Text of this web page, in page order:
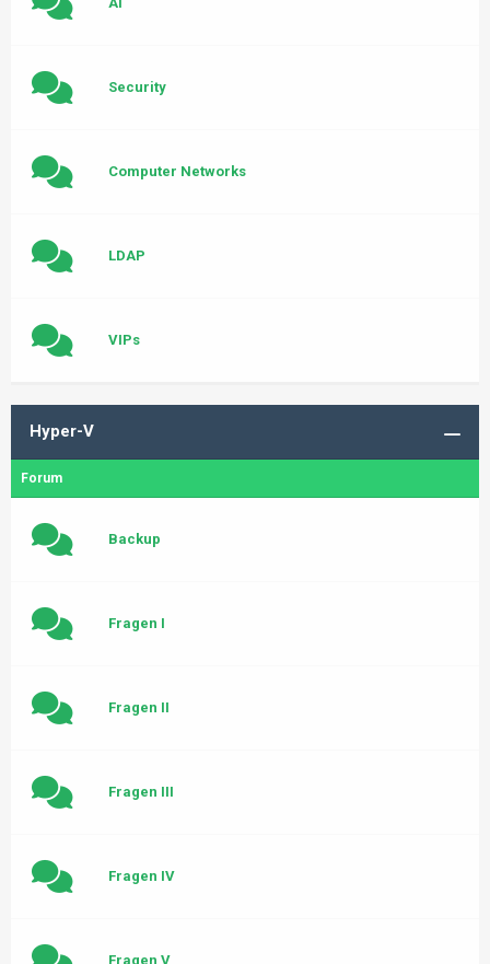
Security
Computer Networks
LDAP
VIPs
Hyper-V
Forum
Backup
Fragen I
Fragen II
Fragen III
Fragen IV
Fragen V